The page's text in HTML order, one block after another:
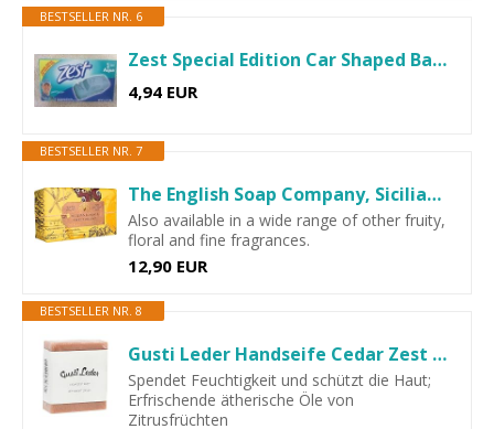
BESTSELLER NR. 6
Zest Special Edition Car Shaped Bar 1 Soap Bar Aqua Net Weight...
4,94 EUR
BESTSELLER NR. 7
The English Soap Company, Sicilian Lemon & Sweet Orange Soap Bar...
Also available in a wide range of other fruity,
floral and fine fragrances.
12,90 EUR
BESTSELLER NR. 8
Gusti Leder Handseife Cedar Zest Soap - Seife Naturseife...
Spendet Feuchtigkeit und schützt die Haut;
Erfrischende ätherische Öle von
Zitrusfrüchten